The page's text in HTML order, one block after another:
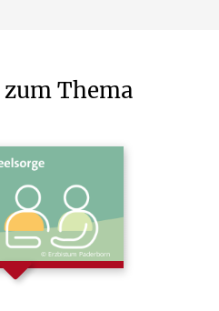
zumThema
© Erzbistum Paderborn